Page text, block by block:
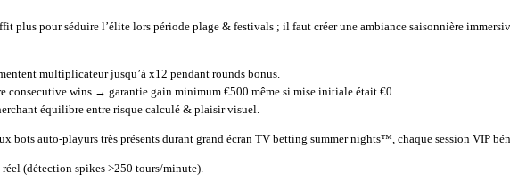
plus pour séduire l’élite lors période plage & festivals ; il faut créer une ambiance saisonnière
multiplicateur jusqu’à x12 pendant rounds bonus.
consecutive wins → garantie gain minimum €500 même si mise initiale était €0.
équilibre entre risque calculé & plaisir visuel.
bots auto‑playurs très présents durant grand écran TV betting summer nights™, chaque session VIP
(détection spikes >250 tours/minute).